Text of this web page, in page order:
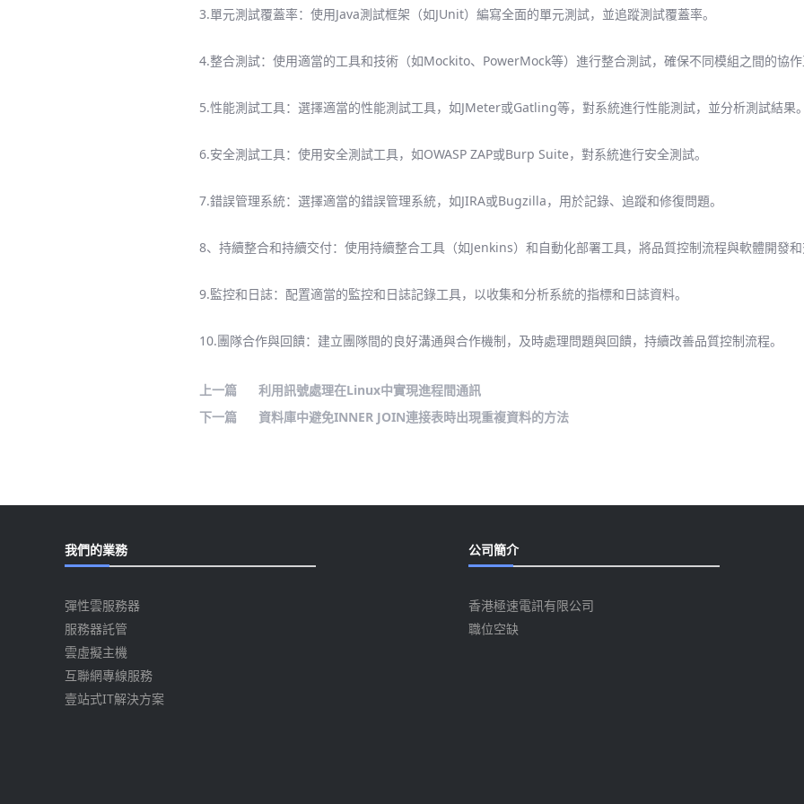
3.單元測試覆蓋率：使用Java測試框架（如JUnit）編寫全面的單元測試，並追蹤測試覆蓋率。
4.整合測試：使用適當的工具和技術（如Mockito、PowerMock等）進行整合測試，確保不同模組之間的協作
5.性能測試工具：選擇適當的性能測試工具，如JMeter或Gatling等，對系統進行性能測試，並分析測試結果。
6.安全測試工具：使用安全測試工具，如OWASP ZAP或Burp Suite，對系統進行安全測試。
7.錯誤管理系統：選擇適當的錯誤管理系統，如JIRA或Bugzilla，用於記錄、追蹤和修復問題。
8、持續整合和持續交付：使用持續整合工具（如Jenkins）和自動化部署工具，將品質控制流程與軟體開發和
9.監控和日誌：配置適當的監控和日誌記錄工具，以收集和分析系統的指標和日誌資料。
10.團隊合作與回饋：建立團隊間的良好溝通與合作機制，及時處理問題與回饋，持續改善品質控制流程。
上一篇
利用訊號處理在Linux中實現進程間通訊
下一篇
資料庫中避免INNER JOIN連接表時出現重複資料的方法
我們的業務
彈性雲服務器
服務器託管
雲虛擬主機
互聯網專線服務
壹站式IT解決方案
公司簡介
香港極速電訊有限公司
職位空缺